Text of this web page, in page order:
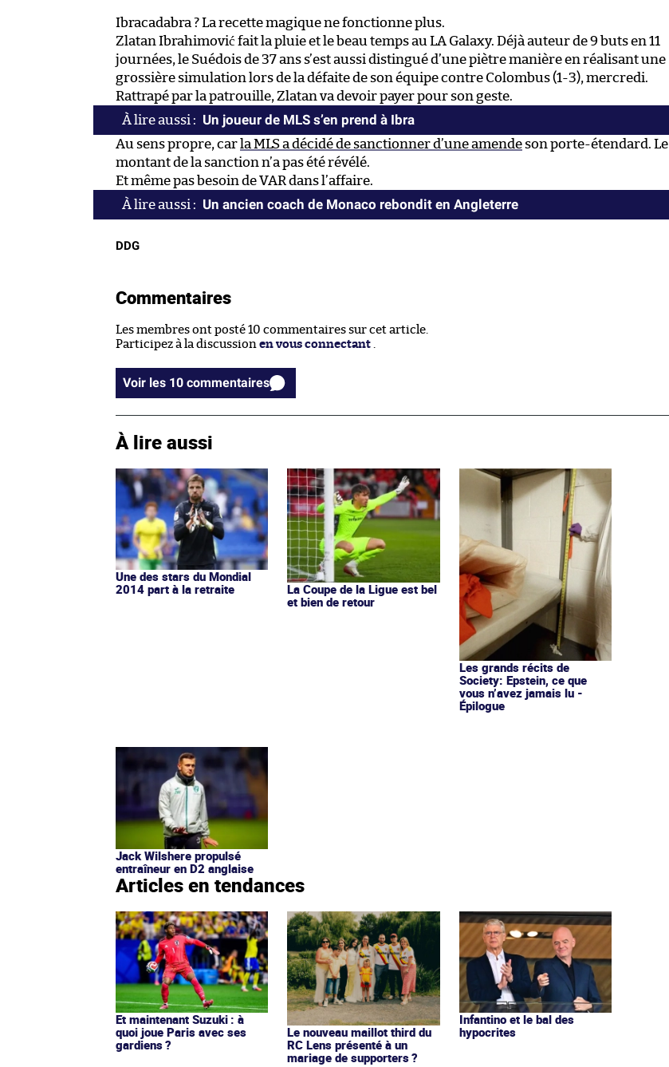
Ibracadabra ? La recette magique ne fonctionne plus.
Zlatan Ibrahimović fait la pluie et le beau temps au LA Galaxy. Déjà auteur de 9 buts en 11
journées, le Suédois de 37 ans s’est aussi distingué d’une piètre manière en réalisant une
grossière simulation lors de la défaite de son équipe contre Colombus (1-3), mercredi.
Rattrapé par la patrouille, Zlatan va devoir payer pour son geste.
Un joueur de MLS s’en prend à Ibra
Au sens propre, car la MLS a décidé de sanctionner d’une amende son porte-étendard. Le
montant de la sanction n’a pas été révélé.
Et même pas besoin de VAR dans l’affaire.
Un ancien coach de Monaco rebondit en Angleterre
DDG
Commentaires
Les membres ont posté 10 commentaires sur cet article.
Participez à la discussion en vous connectant
Voir les 10 commentaires
À lire aussi
Une des stars du Mondial
2014 part à la retraite
La Coupe de la Ligue est bel
et bien de retour
Les grands récits de
Society: Epstein, ce que
vous n’avez jamais lu -
Épilogue
Jack Wilshere propulsé
entraîneur en D2 anglaise
Articles en tendances
Et maintenant Suzuki : à
quoi joue Paris avec ses
gardiens ?
Le nouveau maillot third du
RC Lens présenté à un
mariage de supporters ?
Infantino et le bal des
hypocrites